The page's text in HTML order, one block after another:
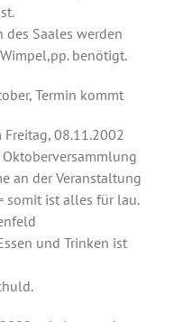
des Saales werden
benötigt.
Termin kommt
Freitag, 08.11.2002
an der Veranstaltung
somit ist alles für lau.
und Trinken ist